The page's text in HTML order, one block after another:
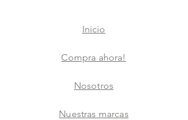
Inicio
Compra ahora!
Nosotros
Nuestras marcas